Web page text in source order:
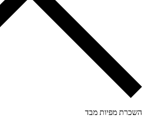
מפיות מבד